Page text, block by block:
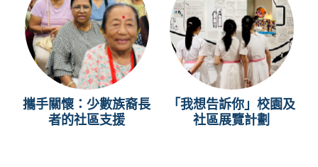
攜手關懷：少數族裔長
者的社區支援
「我想告訴你」校園及
社區展覽計劃